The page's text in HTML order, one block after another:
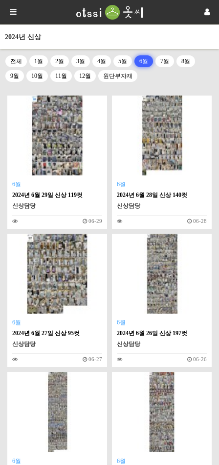
2024년 신상
전체 1월 2월 3월 4월 5월 6월 7월 8월
9월 10월 11월 12월 원단부자재
6월
2024년 6월 29일 신상 119컷
신상담당
06-29
6월
2024년 6월 28일 신상 140컷
신상담당
06-28
6월
2024년 6월 27일 신상 95컷
신상담당
06-27
6월
2024년 6월 26일 신상 197컷
신상담당
06-26
6월
6월